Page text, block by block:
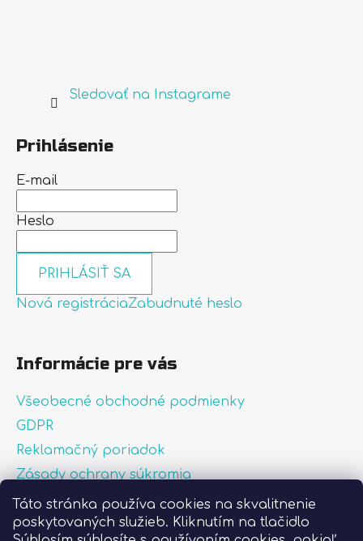
Táto stránka používa cookies na skvalitnenie
poskytovaných služieb. Kliknutím na tlačidlo
Sledovať na Instagrame
Prihlásenie
E-mail
Heslo
PRIHLÁSIŤ SA
Nová registráciaZabudnuté heslo
Informácie pre vás
Všeobecné obchodné podmienky
GDPR
Reklamačný poriadok
Zásady ochrany súkromia
Zásady používania súborov cookies
O nás